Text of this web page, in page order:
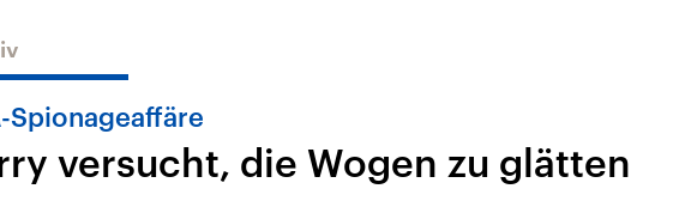
USA
Aktuelle Beiträge,
Nahostkonflikt
Aktuelle Lage und
Iran
Aktuelle Lage und
Spionageaffäre
versucht, die Wogen zu glätten